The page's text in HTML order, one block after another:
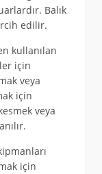
Balık
edilir.
kullanılan
için
veya
için
veya
için